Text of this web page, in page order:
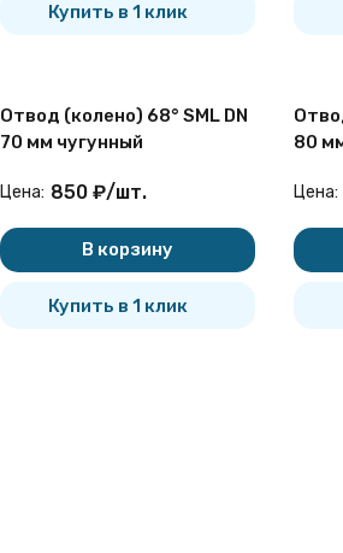
Купить в 1 клик
Отвод (колено) 68° SML DN
70 мм чугунный
Цена: 850 ₽/шт.
В корзину
Купить в 1 клик
80
Цена: